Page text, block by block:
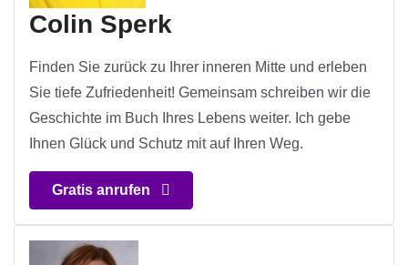
Colin Sperk
Finden Sie zurück zu Ihrer inneren Mitte und erleben
Sie tiefe Zufriedenheit! Gemeinsam schreiben wir die
Geschichte im Buch Ihres Lebens weiter. Ich gebe
Ihnen Glück und Schutz mit auf Ihren Weg.
Gratis anrufen